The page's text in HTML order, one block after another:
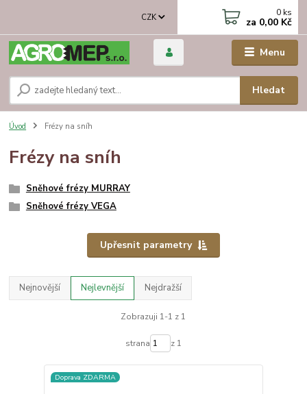
Menu
CZK
Hledat
0 ks
za 0,00 Kč
Úvod Frézy na sníh
Frézy na sníh
Sněhové frézy MURRAY
Sněhové frézy VEGA
Upřesnit parametry
Nejnovější Nejlevnější Nejdražší
Zobrazuji 1-1 z 1
strana z 1
Doprava ZDARMA